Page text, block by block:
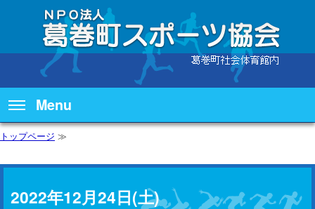
Menu
トップページ ≫
2022年12月24日(土)